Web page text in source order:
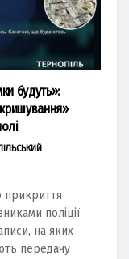
будуть»:
прикриття
поліції
на яких
передачу